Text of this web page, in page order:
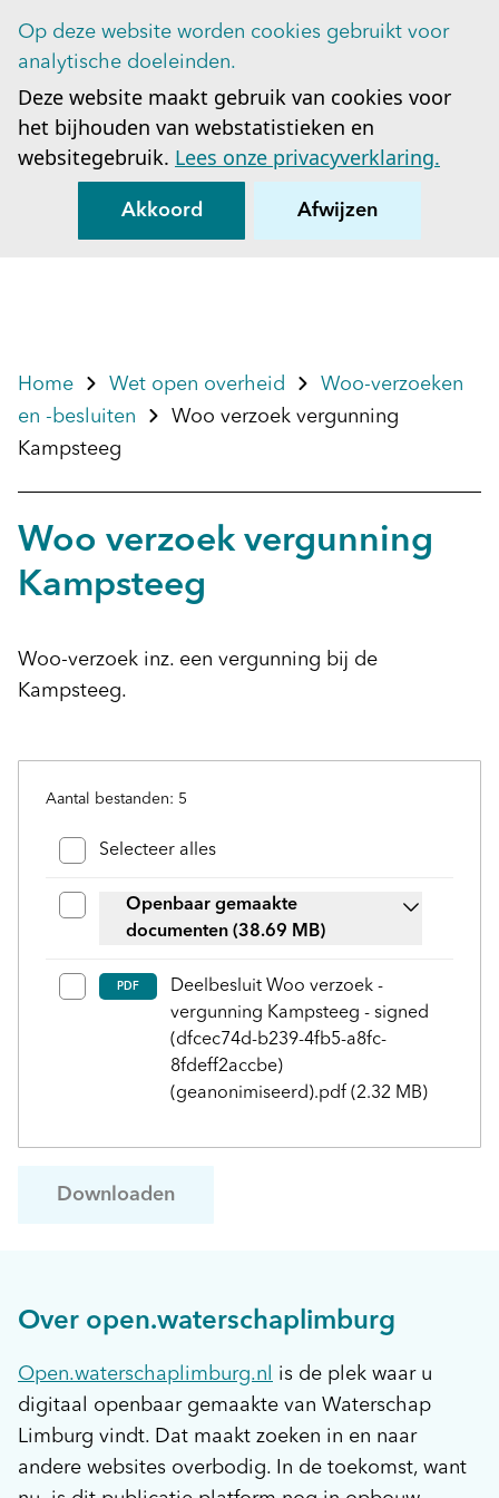
Op deze website worden cookies gebruikt voor
analytische doeleinden.
Deze website maakt gebruik van cookies voor
het bijhouden van webstatistieken en
websitegebruik. Lees onze privacyverklaring.
Akkoord Afwijzen
Home Wet open overheid
Woo-verzoeken
en -besluiten
Woo verzoek vergunning
Kampsteeg
Woo verzoek vergunning
Kampsteeg
Woo-verzoek inz. een vergunning bij de
Kampsteeg.
Aantal bestanden: 5
Bestanden en mappen selecteren
Selecteer alles
Openbaar gemaakte
documenten (38.69 MB)
PDF
Deelbesluit Woo verzoek -
vergunning Kampsteeg - signed
(dfcec74d-b239-4fb5-a8fc-
8fdeff2accbe)
(geanonimiseerd).pdf (2.32 MB)
Downloaden
Over open.waterschaplimburg
Open.waterschaplimburg.nl
is de plek waar u
digitaal openbaar gemaakte van Waterschap
Limburg vindt. Dat maakt zoeken in en naar
andere websites overbodig. In de toekomst, want